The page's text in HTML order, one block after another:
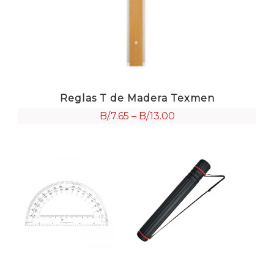
Reglas T de Madera Texmen
B/.7.65 – B/.13.00